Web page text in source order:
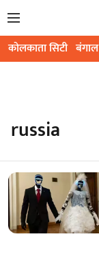
कोलकाता सिटी बंगाल
russia